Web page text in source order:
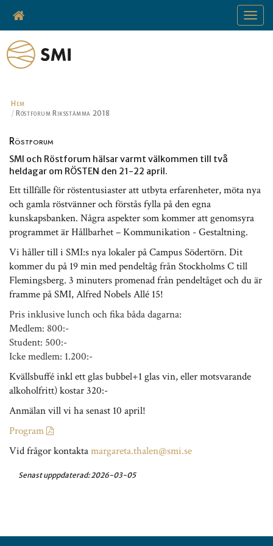
Toggle
Hem
Röstforum Riksstämma 2018
Röstforum
SMI och Röstforum hälsar varmt välkommen till två
heldagar om RÖSTEN den 21-22 april.
Ett tillfälle för röstentusiaster att utbyta erfarenheter, möta nya
och gamla röstvänner och förstås fylla på den egna
kunskapsbanken. Några aspekter som kommer att genomsyra
programmet är Hållbarhet – Kommunikation - Gestaltning.
Vi håller till i SMI:s nya lokaler på Campus Södertörn. Dit
kommer du på 19 min med pendeltåg från Stockholms C till
Flemingsberg. 3 minuters promenad från pendeltåget och du är
framme på SMI, Alfred Nobels Allé 15!
Pris inklusive lunch och fika båda dagarna:
Medlem: 800:-
Student: 500:-
Icke medlem: 1.200:-
Kvällsbuffé inkl ett glas bubbel+1 glas vin, eller motsvarande
alkoholfritt) kostar 320:-
Anmälan vill vi ha senast 10 april!
Program
Vid frågor kontaktamargareta.thalen@smi.se
Senast upppdaterad:2026-03-05